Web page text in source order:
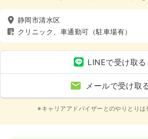
静岡市清水区
クリニック、車通勤可（駐車場有）
LINEで受け取る
メールで受け取
※キャリアアドバイザーとのやりとりは